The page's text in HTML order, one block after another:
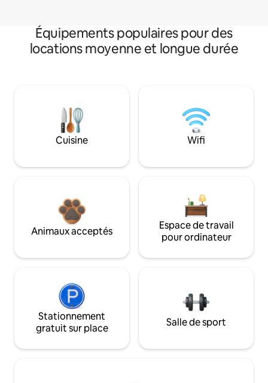
Équipements populaires pour des
locations moyenne et longue durée
Cuisine Wifi
Animaux acceptés
Espace de travail
pour ordinateur
Stationnement
gratuit sur place
Salle de sport